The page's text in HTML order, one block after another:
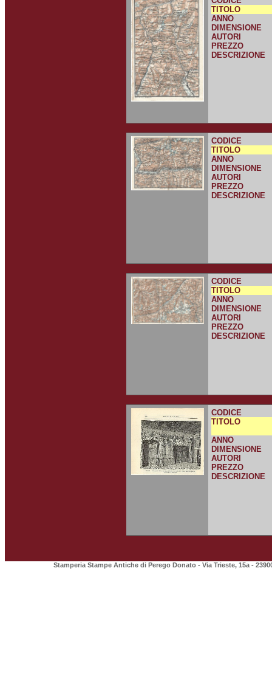
TITOLO
ANNO
DIMENSIONE
AUTORI
PREZZO
DESCRIZIONE
CODICE
TITOLO
ANNO
DIMENSIONE
AUTORI
PREZZO
DESCRIZIONE
CODICE
TITOLO
ANNO
DIMENSIONE
AUTORI
PREZZO
DESCRIZIONE
CODICE
TITOLO
ANNO
DIMENSIONE
AUTORI
PREZZO
DESCRIZIONE
Stamperia Stampe Antiche di Perego Donato - Via Trieste, 15a -